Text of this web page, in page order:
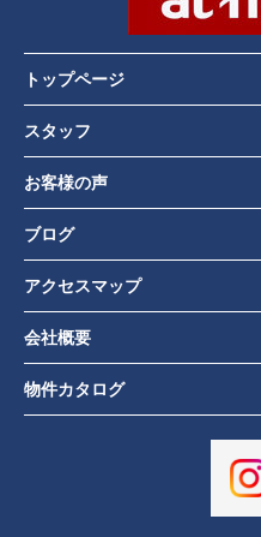
トップページ
スタッフ
お客様の声
ブログ
アクセスマップ
会社概要
物件カタログ